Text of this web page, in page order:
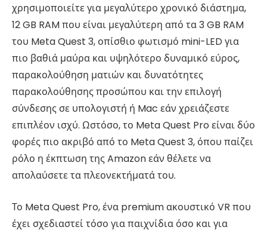
χρησιμοποιείτε για μεγαλύτερο χρονικό διάστημα,
12 GB RAM που είναι μεγαλύτερη από τα 3 GB RAM
του Meta Quest 3, οπίσθιο φωτισμό mini-LED για
πιο βαθιά μαύρα και υψηλότερο δυναμικό εύρος,
παρακολούθηση ματιών και δυνατότητες
παρακολούθησης προσώπου και την επιλογή
σύνδεσης σε υπολογιστή ή Mac εάν χρειάζεστε
επιπλέον ισχύ. Ωστόσο, το Meta Quest Pro είναι δύο
φορές πιο ακριβό από το Meta Quest 3, όπου παίζει
ρόλο η έκπτωση της Amazon εάν θέλετε να
απολαύσετε τα πλεονεκτήματά του.
Το Meta Quest Pro, ένα premium ακουστικό VR που
έχει σχεδιαστεί τόσο για παιχνίδια όσο και για